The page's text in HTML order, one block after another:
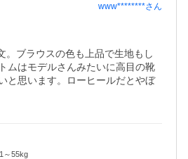
www********さん
。ブラウスの色も上品で生地もし
ムはモデルさんみたいに高目の靴
と思います。ローヒールだとやぼ
～55kg